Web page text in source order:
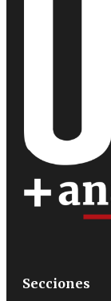
Secciones